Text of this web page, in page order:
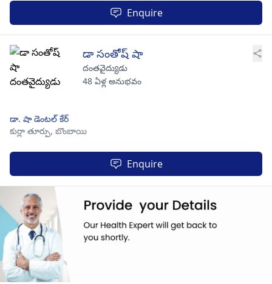
Enquire
డా సంతోష్ షా
దంతవైద్యుడు
48 ఏళ్ల అనుభవం
డా. షా డెంటల్ కేర్
కుర్లా తూర్పు, బొంబాయి
Enquire